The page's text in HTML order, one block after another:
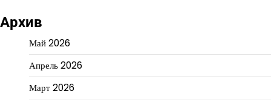
Архив
Май 2026
Апрель 2026
Март 2026